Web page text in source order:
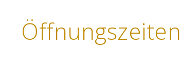
Öffnungszeiten